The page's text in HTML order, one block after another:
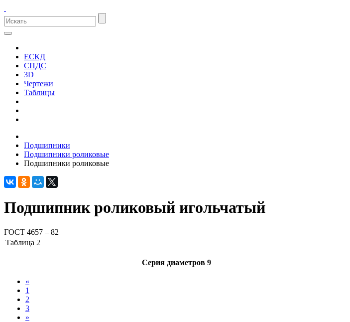
ЕСКД
СПДС
3D
Чертежи
Таблицы
Подшипники
Подшипники роликовые
Подшипники роликовые
Подшипник роликовый игольчатый
ГОСТ 4657 – 82
Таблица 2
Серия диаметров 9
«
1
2
3
»